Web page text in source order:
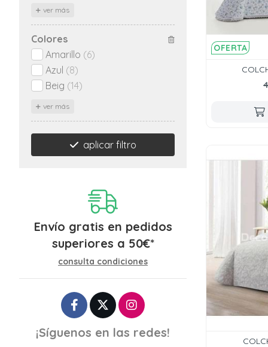
OFERTA
ver más
Colores
Amarillo (6)
Azul (8)
Beig (14)
ver más
aplicar filtro
Envío gratis en pedidos
superiores a 50€*
consulta condiciones
¡Síguenos en las redes!